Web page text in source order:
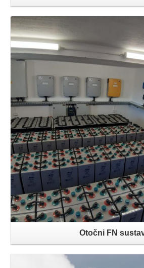
Otočni FN